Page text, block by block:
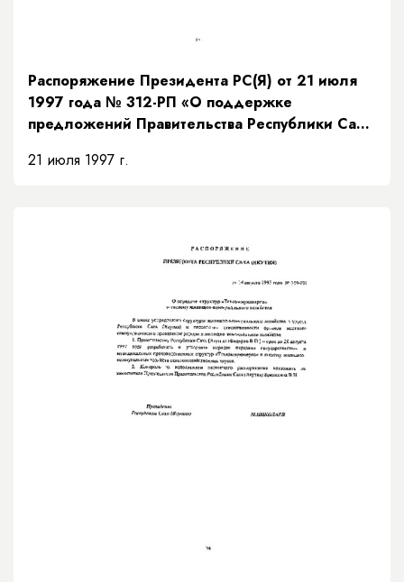
Распоряжение Президента РС(Я) от 21 июля
1997 года № 312-РП «О поддержке
предложений Правительства Республики Саха
бюджета на основании рекомендаций
21 июля 1997 г.